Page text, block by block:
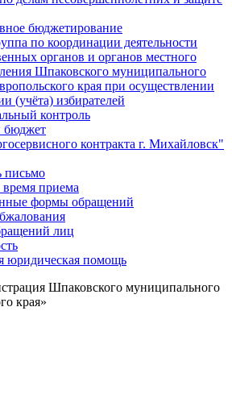
бюджетирование
по координации деятельности
органов и органов местного
Шпаковского муниципального
края при осуществлении
(учёта) избирателей
контроль
контракта г. Михайловск"
письмо
приема
формы обращений
лиц
юридическая помощь
Шпаковского муниципального
края»